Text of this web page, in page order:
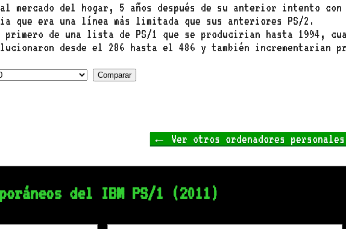
al mercado del hogar, 5 años después de su anterior intento
que era una línea más limitada que sus anteriores PS/2.
de una lista de PS/1 que se producirian hasta 1994,
desde el 286 hasta el 486 y también incrementarian
← Ver otros ordenadores personales
del IBM PS/1 (2011)